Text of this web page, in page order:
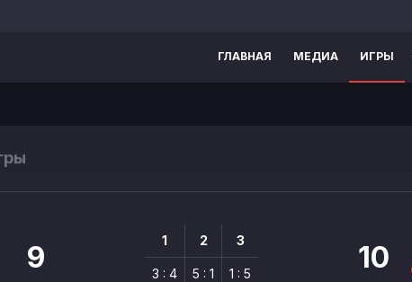
ГЛАВНАЯ МЕДИА ИГРЫ
9 1
3 : 4
2
5 : 1
3
1 : 5 10